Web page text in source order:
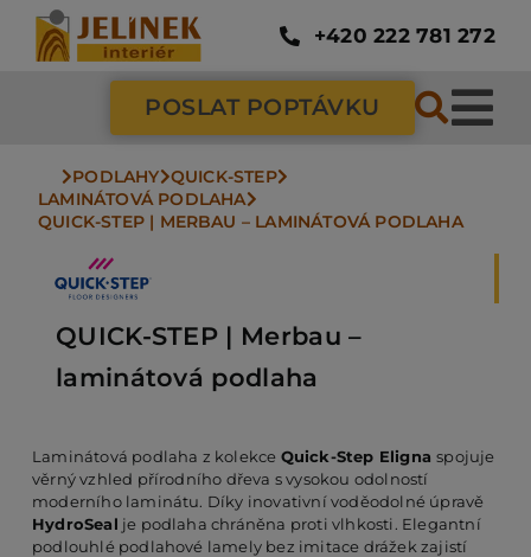
Přeskočit
obsah
+420 222 781 272
POSLAT POPTÁVKU
PODLAHY QUICK-STEP
LAMINÁTOVÁ PODLAHA
QUICK-STEP | MERBAU – LAMINÁTOVÁ PODLAHA
QUICK-STEP | Merbau –
laminátová podlaha
Laminátová podlaha z kolekce Quick-Step Elignaspojuje
věrný vzhled přírodního dřeva s vysokou odolností
moderního laminátu. Díky inovativní voděodolné úpravě
HydroSeal je podlaha chráněna proti vlhkosti. Elegantní
podlouhlé podlahové lamely bez imitace drážek zajistí